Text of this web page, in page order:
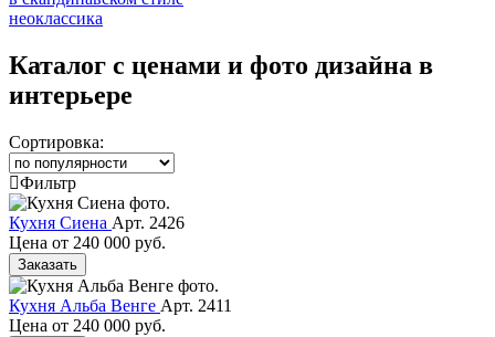
неоклассика
Каталог с ценами и фото дизайна в
интерьере
Сортировка:
Фильтр
Кухня Сиена Арт. 2426
Цена от 240 000 руб.
Заказать
Кухня Альба Венге Арт. 2411
Цена от 240 000 руб.